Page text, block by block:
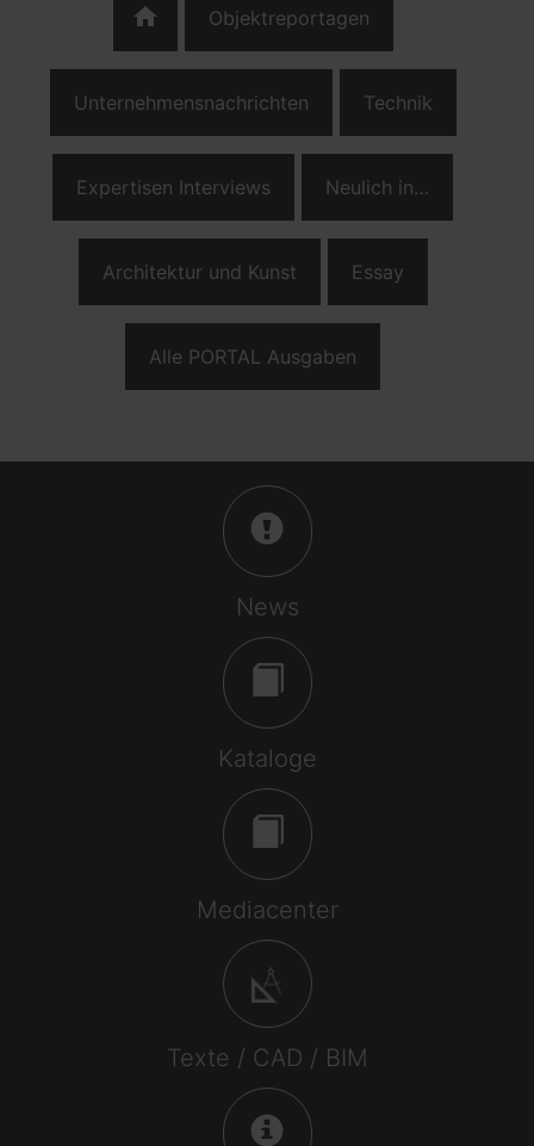
home Objektreportagen
Unternehmensnachrichten Technik
Expertisen Interviews Neulich in…
Architektur und Kunst Essay
Alle PORTAL Ausgaben
News
Kataloge
Mediacenter
Texte / CAD / BIM